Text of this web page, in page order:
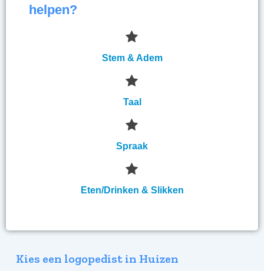
helpen?
Stem & Adem
Taal
Spraak
Eten/Drinken & Slikken
Kies een logopedist in Huizen